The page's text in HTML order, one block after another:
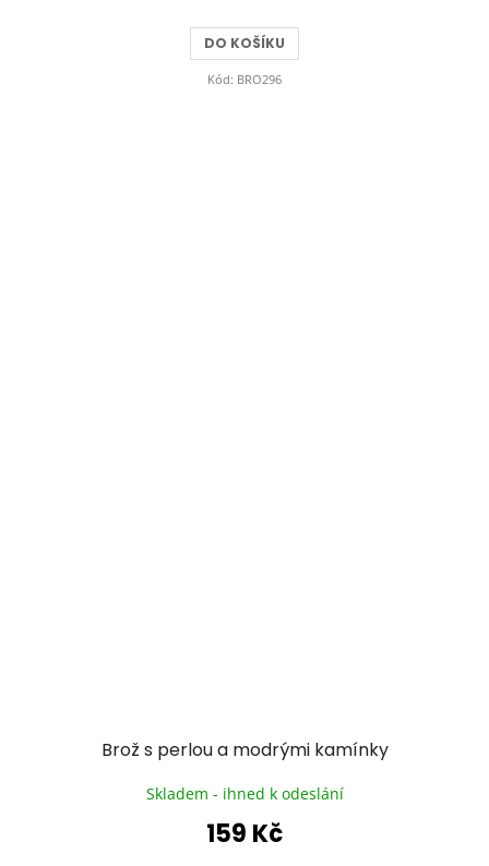
DO KOŠÍKU
Kód: BRO296
Brož s perlou a modrými kamínky
Skladem - ihned k odeslání
159 Kč